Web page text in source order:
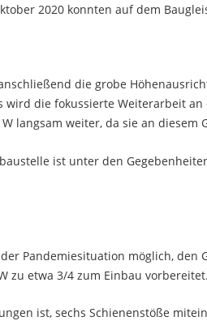
2020 konnten auf dem
die grobe
die fokussierte Weiterarbeit
langsam weiter, da sie an diesem
ist unter den
Pandemiesituation möglich,
zu etwa 3/4 zum Einbau vorbereitet.
ist, sechs Schienenstöße